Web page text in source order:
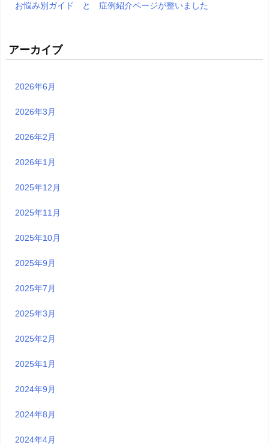
お悩み別ガイド と 症例紹介ページが整いました
アーカイブ
2026年6月
2026年3月
2026年2月
2026年1月
2025年12月
2025年11月
2025年10月
2025年9月
2025年7月
2025年3月
2025年2月
2025年1月
2024年9月
2024年8月
2024年4月